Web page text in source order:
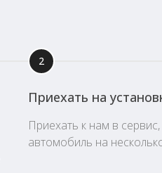
2
Приехать на
Приехать к нам в
автомобиль на